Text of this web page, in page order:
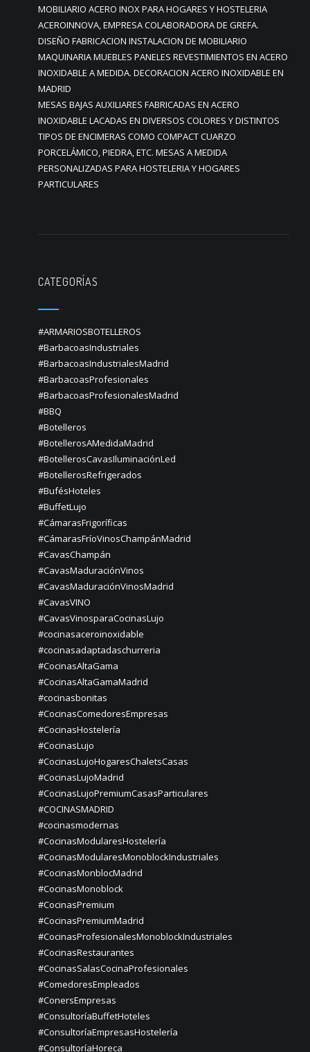
MOBILIARIO ACERO INOX PARA HOGARES Y HOSTELERIA
ACEROINNOVA, EMPRESA COLABORADORA DE GREFA.
DISEÑO FABRICACION INSTALACION DE MOBILIARIO
MAQUINARIA MUEBLES PANELES REVESTIMIENTOS EN ACERO
INOXIDABLE A MEDIDA. DECORACION ACERO INOXIDABLE EN
MADRID
MESAS BAJAS AUXILIARES FABRICADAS EN ACERO
INOXIDABLE LACADAS EN DIVERSOS COLORES Y DISTINTOS
TIPOS DE ENCIMERAS COMO COMPACT CUARZO
PORCELÁMICO, PIEDRA, ETC. MESAS A MEDIDA
PERSONALIZADAS PARA HOSTELERIA Y HOGARES
PARTICULARES
CATEGORÍAS
#ARMARIOSBOTELLEROS
#BarbacoasIndustriales
#BarbacoasIndustrialesMadrid
#BarbacoasProfesionales
#BarbacoasProfesionalesMadrid
#BBQ
#Botelleros
#BotellerosAMedidaMadrid
#BotellerosCavasIluminaciónLed
#BotellerosRefrigerados
#BufésHoteles
#BuffetLujo
#CámarasFrigoríficas
#CámarasFríoVinosChampánMadrid
#CavasChampán
#CavasMaduraciónVinos
#CavasMaduraciónVinosMadrid
#CavasVINO
#CavasVinosparaCocinasLujo
#cocinasaceroinoxidable
#cocinasadaptadaschurreria
#CocinasAltaGama
#CocinasAltaGamaMadrid
#cocinasbonitas
#CocinasComedoresEmpresas
#CocinasHostelería
#CocinasLujo
#CocinasLujoHogaresChaletsCasas
#CocinasLujoMadrid
#CocinasLujoPremiumCasasParticulares
#COCINASMADRID
#cocinasmodernas
#CocinasModularesHostelería
#CocinasModularesMonoblockIndustriales
#CocinasMonblocMadrid
#CocinasMonoblock
#CocinasPremium
#CocinasPremiumMadrid
#CocinasProfesionalesMonoblockIndustriales
#CocinasRestaurantes
#CocinasSalasCocinaProfesionales
#ComedoresEmpleados
#ConersEmpresas
#ConsultoríaBuffetHoteles
#ConsultoríaEmpresasHostelería
#ConsultoríaHoreca